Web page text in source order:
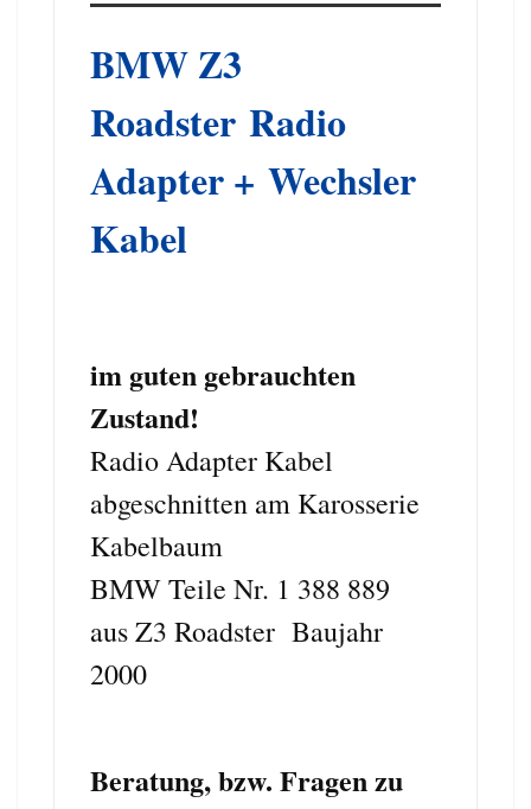
BMW Z3
Roadster Radio
Adapter + Wechsler
Kabel
im guten gebrauchten
Zustand!
Radio Adapter Kabel
abgeschnitten am Karosserie
Kabelbaum
BMW Teile Nr. 1 388 889
aus Z3 Roadster Baujahr
2000
Beratung, bzw. Fragen zu